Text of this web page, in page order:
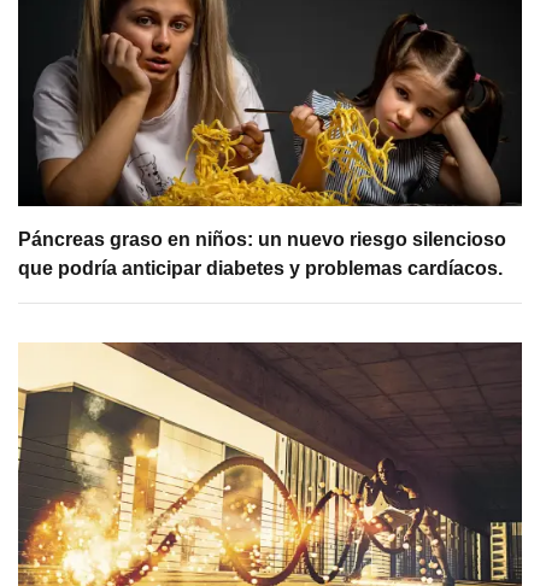
Páncreas graso en niños: un nuevo riesgo silencioso
que podría anticipar diabetes y problemas cardíacos.